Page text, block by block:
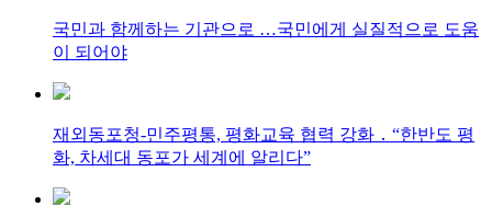
국민과 함께하는 기관으로 …국민에게 실질적으로 도움
이 되어야
재외동포청-민주평통, 평화교육 협력 강화 ․ “한반도 평
화, 차세대 동포가 세계에 알리다”